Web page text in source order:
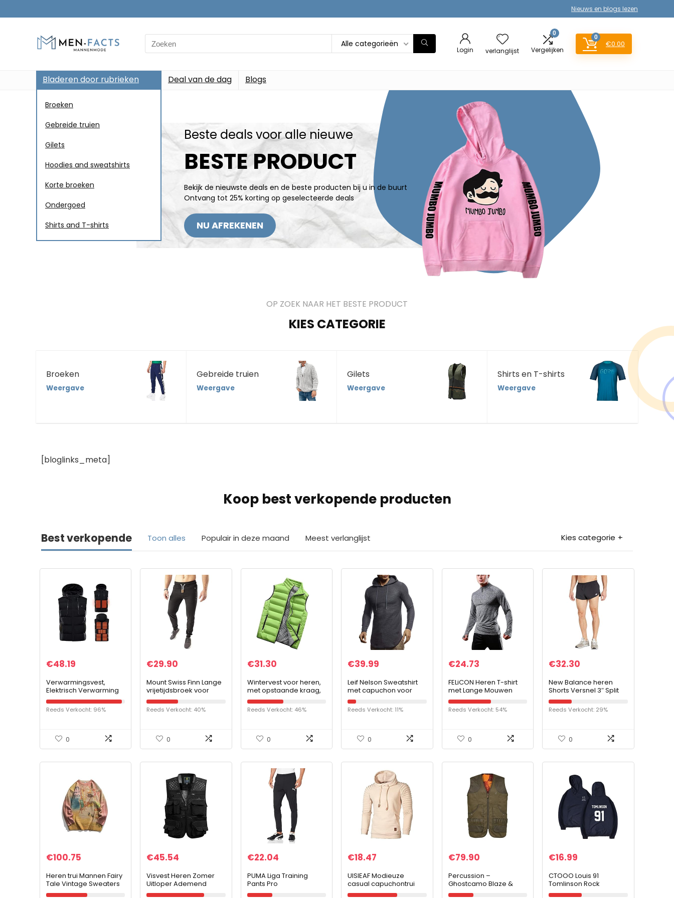
Nieuws en blogs lezen
Alle categorieën
Login verlanglijst
0
Vergelijken
0
€0.00
Bladeren door rubrieken
Broeken
Gebreide truien
Gilets
Hoodies and sweatshirts
Korte broeken
Ondergoed
Shirts and T-shirts
Deal van de dag Blogs
Beste deals voor alle nieuwe
BESTE PRODUCT
Bekijk de nieuwste deals en de beste producten bij u in de buurt
Ontvang tot 25% korting op geselecteerde deals
NU AFREKENEN
OP ZOEK NAAR HET BESTE PRODUCT
KIES CATEGORIE
Broeken
Weergave
Gebreide truien
Weergave
Gilets
Weergave
Shirts en T-shirts
Weergave
[bloglinks_meta]
Koop best verkopende producten
Best verkopende Toon alles Populair in deze maand Meest verlanglijst Kies categorie
€48.19
Verwarmingsvest,
Elektrisch Verwarming
Mouwloos met 3
Temperatuurstanden,
Elektrisch Body Warmer
Reeds Verkocht: 96%
0
€29.90
Mount Swiss Finn Lange
vrijetijdsbroek voor
heren, sweatpants met
zakken, loopbroek met
zijzak + achterzak met…
Reeds Verkocht: 40%
0
€31.30
Wintervest voor heren,
met opstaande kraag,
steekzakken, voor
outdoor, sport,
gewatteerd vest,
Reeds Verkocht: 46%
0
€39.99
Leif Nelson Sweatshirt
met capuchon voor
heren, pullover LN-6300
Reeds Verkocht: 11%
0
€24.73
FELiCON Heren T-shirt
met Lange Mouwen
Sneldrogende Tech
Warming-up voor
Heren Licht en
Reeds Verkocht: 54%
0
€32.30
New Balance heren
Shorts Versnel 3″ Split
Reeds Verkocht: 29%
0
€100.75
Heren trui Mannen Fairy
Tale Vintage Sweaters
Mens Pullovers Mens
€45.54
Visvest Heren Zomer
Uitloper Ademend
Mesh Casual Vest
€22.04
PUMA Liga Training
Pants Pro
Trainingsbroek voor
€18.47
UISIEAF Modieuze
casual capuchontrui
voor heren, effen
€79.90
Percussion –
Ghostcamo Blaze &
Black Percussion-S
€16.99
CTOOO Louis 91
Tomlinson Rock
Sweater Loser Type